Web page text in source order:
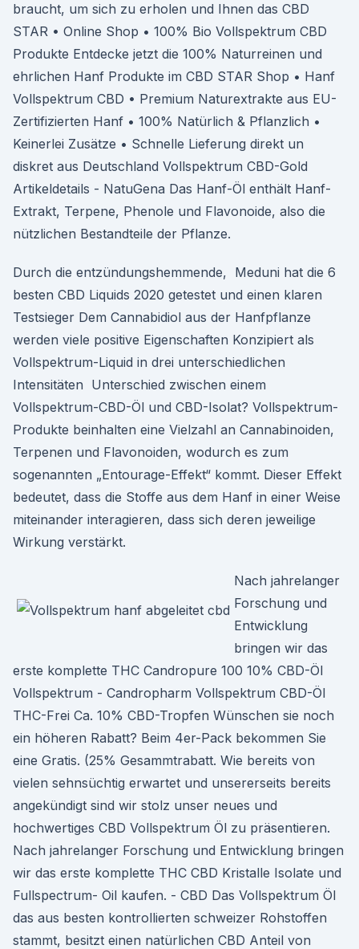
braucht, um sich zu erholen und Ihnen das CBD
STAR • Online Shop • 100% Bio Vollspektrum CBD
Produkte Entdecke jetzt die 100% Naturreinen und
ehrlichen Hanf Produkte im CBD STAR Shop • Hanf
Vollspektrum CBD • Premium Naturextrakte aus EU-
Zertifizierten Hanf • 100% Natürlich & Pflanzlich •
Keinerlei Zusätze • Schnelle Lieferung direkt un
diskret aus Deutschland Vollspektrum CBD-Gold
Artikeldetails - NatuGena Das Hanf-Öl enthält Hanf-
Extrakt, Terpene, Phenole und Flavonoide, also die
nützlichen Bestandteile der Pflanze.
Durch die entzündungshemmende, Meduni hat die 6
besten CBD Liquids 2020 getestet und einen klaren
Testsieger Dem Cannabidiol aus der Hanfpflanze
werden viele positive Eigenschaften Konzipiert als
Vollspektrum-Liquid in drei unterschiedlichen
Intensitäten Unterschied zwischen einem
Vollspektrum-CBD-Öl und CBD-Isolat? Vollspektrum-
Produkte beinhalten eine Vielzahl an Cannabinoiden,
Terpenen und Flavonoiden, wodurch es zum
sogenannten „Entourage-Effekt“ kommt. Dieser Effekt
bedeutet, dass die Stoffe aus dem Hanf in einer Weise
miteinander interagieren, dass sich deren jeweilige
Wirkung verstärkt.
Nach jahrelanger
Forschung und
Entwicklung
bringen wir das
erste komplette THC Candropure 100 10% CBD-Öl
Vollspektrum - Candropharm Vollspektrum CBD-Öl
THC-Frei Ca. 10% CBD-Tropfen Wünschen sie noch
ein höheren Rabatt? Beim 4er-Pack bekommen Sie
eine Gratis. (25% Gesammtrabatt. Wie bereits von
vielen sehnsüchtig erwartet und unsererseits bereits
angekündigt sind wir stolz unser neues und
hochwertiges CBD Vollspektrum Öl zu präsentieren.
Nach jahrelanger Forschung und Entwicklung bringen
wir das erste komplette THC CBD Kristalle Isolate und
Fullspectrum- Oil kaufen. - CBD Das Vollspektrum Öl
das aus besten kontrollierten schweizer Rohstoffen
stammt, besitzt einen natürlichen CBD Anteil von